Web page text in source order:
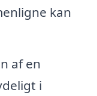
kan
af en
i